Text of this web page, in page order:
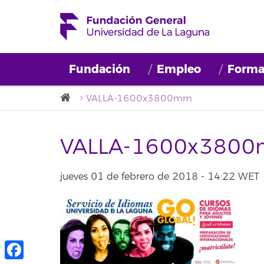
Fundación Empleo
VALLA-1600x3800mm
VALLA-
jueves 01 de febrero de 2018 - 14:22 WET